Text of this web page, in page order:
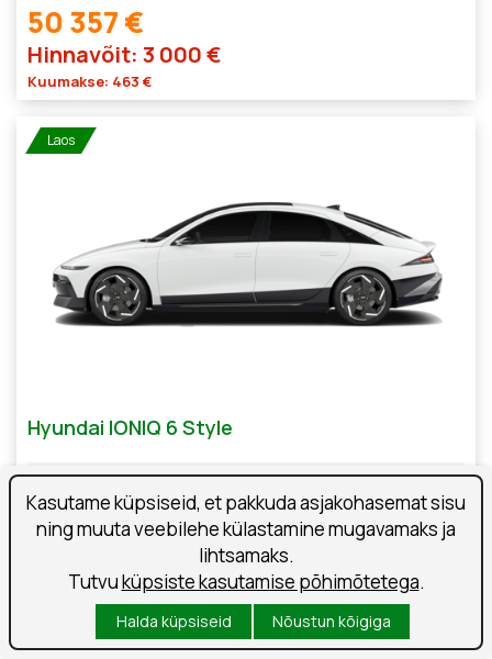
50 357 €
Hinnavõit: 3 000 €
Kuumakse: 463 €
Laos
Hyundai IONIQ 6 Style
automaat
168 kW
50 357 €
Hinnavõit: 3 000 €
Kasutame küpsiseid, et pakkuda asjakohasemat sisu
ning muuta veebilehe külastamine mugavamaks ja
lihtsamaks.
Tutvuküpsiste kasutamise põhimõtetega.
Halda küpsiseid Nõustun kõigiga